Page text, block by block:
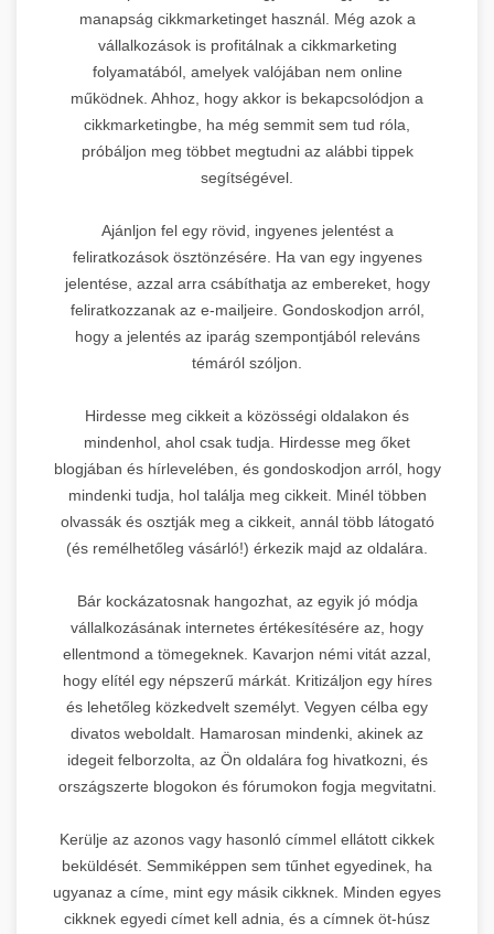
manapság cikkmarketinget használ. Még azok a
vállalkozások is profitálnak a cikkmarketing
folyamatából, amelyek valójában nem online
működnek. Ahhoz, hogy akkor is bekapcsolódjon a
cikkmarketingbe, ha még semmit sem tud róla,
próbáljon meg többet megtudni az alábbi tippek
segítségével.
Ajánljon fel egy rövid, ingyenes jelentést a
feliratkozások ösztönzésére. Ha van egy ingyenes
jelentése, azzal arra csábíthatja az embereket, hogy
feliratkozzanak az e-mailjeire. Gondoskodjon arról,
hogy a jelentés az iparág szempontjából releváns
témáról szóljon.
Hirdesse meg cikkeit a közösségi oldalakon és
mindenhol, ahol csak tudja. Hirdesse meg őket
blogjában és hírlevelében, és gondoskodjon arról, hogy
mindenki tudja, hol találja meg cikkeit. Minél többen
olvassák és osztják meg a cikkeit, annál több látogató
(és remélhetőleg vásárló!) érkezik majd az oldalára.
Bár kockázatosnak hangozhat, az egyik jó módja
vállalkozásának internetes értékesítésére az, hogy
ellentmond a tömegeknek. Kavarjon némi vitát azzal,
hogy elítél egy népszerű márkát. Kritizáljon egy híres
és lehetőleg közkedvelt személyt. Vegyen célba egy
divatos weboldalt. Hamarosan mindenki, akinek az
idegeit felborzolta, az Ön oldalára fog hivatkozni, és
országszerte blogokon és fórumokon fogja megvitatni.
Kerülje az azonos vagy hasonló címmel ellátott cikkek
beküldését. Semmiképpen sem tűnhet egyedinek, ha
ugyanaz a címe, mint egy másik cikknek. Minden egyes
cikknek egyedi címet kell adnia, és a címnek öt-húsz